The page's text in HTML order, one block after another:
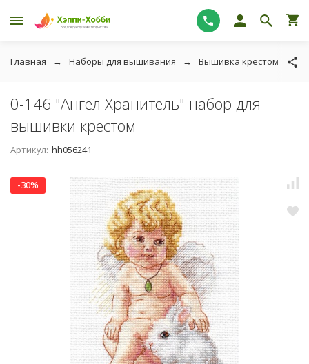
Главная Наборы для вышивания Вышивка крестом
0-146 "Ангел Хранитель" набор для
вышивки крестом
Артикул: hh056241
-30%